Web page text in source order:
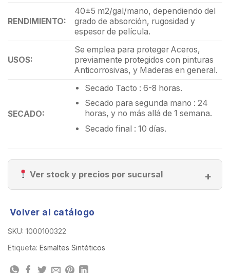
RENDIMIENTO:
40±5 m2/gal/mano, dependiendo del
grado de absorción, rugosidad y
espesor de película.
USOS:
Se emplea para proteger Aceros,
previamente protegidos con pinturas
Anticorrosivas, y Maderas en general.
SECADO:
Secado Tacto : 6-8 horas.
Secado para segunda mano : 24
horas, y no más allá de 1 semana.
Secado final : 10 días.
Ver stock y precios por sucursal
Volver al catálogo
SKU: 1000100322
Etiqueta: Esmaltes Sintéticos